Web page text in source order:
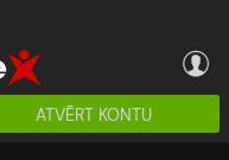
ATVĒRT KONTU